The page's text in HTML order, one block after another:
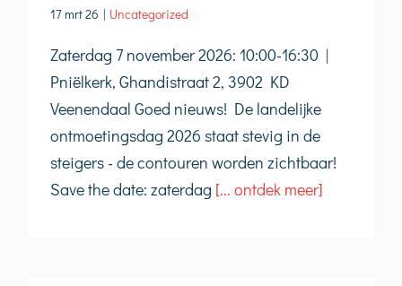
17 mrt 26 | Uncategorized
Zaterdag 7 november 2026: 10:00-16:30 |
Pniëlkerk, Ghandistraat 2, 3902 KD
Veenendaal Goed nieuws! De landelijke
ontmoetingsdag 2026 staat stevig in de
steigers - de contouren worden zichtbaar!
Save the date: zaterdag [... ontdek meer]